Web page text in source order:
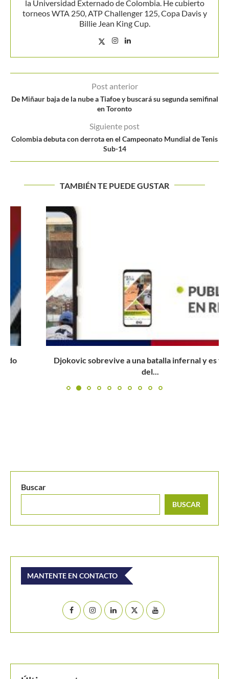
la Universidad Externado de Colombia. He cubierto
torneos WTA 250, ATP Challenger 125, Copa Davis y
Billie Jean King Cup.
Post anterior
De Miñaur baja de la nube a Tiafoe y buscará su segunda semifinal
en Toronto
Siguiente post
Colombia debuta con derrota en el Campeonato Mundial de Tenis
Sub-14
TAMBIÉN TE PUEDE GUSTAR
Djokovic sobrevive a una batalla infernal y es finalista
Buscar
BUSCAR
MANTENTE EN CONTACTO